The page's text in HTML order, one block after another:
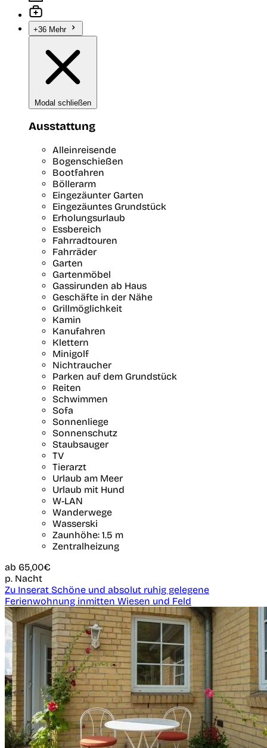
+36 Mehr
Modal schließen
Ausstattung
Alleinreisende
Bogenschießen
Bootfahren
Böllerarm
Eingezäunter Garten
Eingezäuntes Grundstück
Erholungsurlaub
Essbereich
Fahrradtouren
Fahrräder
Garten
Gartenmöbel
Gassirunden ab Haus
Geschäfte in der Nähe
Grillmöglichkeit
Kamin
Kanufahren
Klettern
Minigolf
Nichtraucher
Parken auf dem Grundstück
Reiten
Schwimmen
Sofa
Sonnenliege
Sonnenschutz
Staubsauger
TV
Tierarzt
Urlaub am Meer
Urlaub mit Hund
W-LAN
Wanderwege
Wasserski
Zaunhöhe: 1.5 m
Zentralheizung
ab 65,00€
p. Nacht
Zu Inserat Schöne und absolut ruhig gelegene
Ferienwohnung inmitten Wiesen und Feld